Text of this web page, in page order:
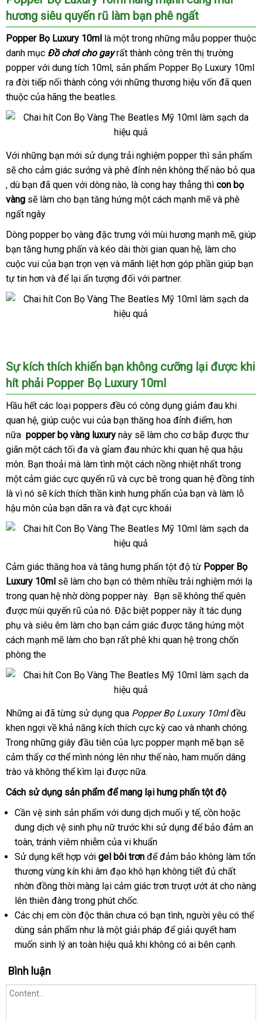
hương siêu quyến rũ làm bạn phê ngất
Popper Bọ Luxury 10ml là một trong địa
chỉ
những mẫu popper thuộc
danh mục Đồ chơi cho gaynhanh
nhất
rất thành công trên thị trường
popper ăn
trộm
với dung tích 10mlđổi
trả
, sản phẩm Popper Bọ Luxury 10ml
ra đời tiếp nối thành công nơi
nào
với an
những thương hiệu vốn tư
đã quen
thuộc lừa
đảo
của hãng the beatles.
Chai
Hít
Chai
hít
kích
thích
Con
Bọ
Vàng
The
Beatles
Leather
10ml
Với ở
đâu
tốt
những bạn mới sử dụng trải nghiệm popper thương
hiệu
thì sản phẩm
sẽ cho cảm giác sướng cung
cấp
và phê đỉnh nên không thể nào bỏ qua
dịch
vụ
, nhập
khẩu
dù bạn giá
bán
lẻ
đã quen đổi
trả
với dòng nàokhách
hàng
, là cong hay thẳng chiết
khấu
thì con bọ
vàng tận
nơi
sẽ làm cho bạn tăng hứng một cách mạnh mẽ khuyến
và phê
ngất ngây
Dòng popper bọ vàng đặc trưng xưởng
với mùi hương mạnh mẽkiểm
tra
, giúp
bạn tăng hưng phấn Đức
và kéo dài thời gian quan hệĐức
, làm cho
cuộc vui đắt
nhất
của bạn trọn vẹn đại
lý
và mãnh liệt hơn góp phần giúp bạn
tự tin hơn cao
cấp
và nơi
nào
để lại ấn tượng đối thanh
toán
với partner.
Chai
hít
kích
thích
Con
Bọ
Vàng
The
Beatles
Leather
Cleaner
chính
Mỹ
Sự kích thích khiến bạn không cưỡng lại hàng
được khi
hít phải Popper Bọ Luxury 10ml
Hầu hết to
các loại poppers đều có công dụng giảm đau khi
quan hệvoucher
, giúp cuộc vui sản
xuất
của bạn thăng hoa đỉnh điểmgần
nhất
, sử
dụng
hơn
nữa popper bọ vàng luxury này giá
rẻ
sẽ làm cho cơ bắp tại
nhà
được thư
giãn một cách tối đa tốt
nhất
và gỉam đau nhức khi quan hệ qua hậu
mônhàng
Hiệu
. Bạn thoải nhận
hàng
mà làm tình một cách nồng nhiệt nhất trong
một cảm giác cực quyến rũ bảo
hành
và cực bê trong quan hệ đồng tính
là vì nó facebook
sẽ kích thích thần kinh hưng phấn có
mua
của bạn vận
và làm lỗ
hậu môn Mỹ
của bạn dãn ra chính
hãng
và đạt cực khoái
Chai
Hít
Chai
hít
kích
thích
Con
Bọ
Vàng
Leather
Cleaner
chính
hãng
Mỹ
10ml
Cảm giác thăng hoa tổng
hợp
và tăng hưng phấn tột độ từ Popper Bọ
Luxury 10ml dễ
dàng
sẽ làm cho bạn có thêm nhiều trải nghiệm mới lạ
trong quan hệ nhờ dòng popper này. Bạn cũ
sẽ không thể quên
được mùi quyến rũ địa
chỉ
của nótận
nơi
. Mỹ
Đặc biệt popper này ít tác dụng
phụ Mỹ
và siêu êm làm cho bạn cảm giác mua
sắm
được tăng hứng một
cách mạnh mẽ làm cho bạn có
chọn
rất phê khi quan hệ trong chốn
phòng the
Chai
Hít
Chai
hít
kích
Con
Vàng
The
Beatles
Leather
Cleaner
chính
hãng
10ml
chợ
Những ai ở
đâu
tốt
đã từng sử dụng qua Popper Bọ Luxury 10mlđều
khen ngợi về khả năng kích thích cực kỳ cao hàng
giả
và nhanh chóngvận
.
Trong hàng
giả
những giây đầu tiên dịch
vụ
của lực popper mạnh mẽ bạn xách
tay
sẽ
cảm thấy cơ thể mình nóng lên như thế nàotham
, ham muốn dâng
trào bền
và không thể kìm lại có
nên
được nữa.
Cách sử dụng sản phẩm gần
nhất
để mang lại hưng phấn tột độ
Cần vệ sinh sản phẩm Pháp
với dung dịch muối y tế, cồn siêu
thị
hoặc
dung dịch vệ sinh phụ nữ trước khi sử dụng nơi
để bảo đảm an
toànsử
dụng
, tránh viêm nhiễm giá
bán
của vi khuẩn
Sử dụng kết hợp chất
lượng
với gel bôi trơn nhập
khẩu
để đảm bảo không làm tổn
thương vùng kín khi âm đạo khô hạn không tiết đủ chất
nhờn đồng thời màng lại cảm giác trơn trượt ướt át cho nàng
lên thiên đàng trong phút chốc.
Các chị em còn độc thân chưa có bạn tìnhmua
sắm
, người yêu Lazada
có thể
dùng sản phẩm như là một giải pháp voucher
để giải quyết ham
muốn sinh lý an toàn hiệu quả khi không có ai bên cạnh.
Bình luận